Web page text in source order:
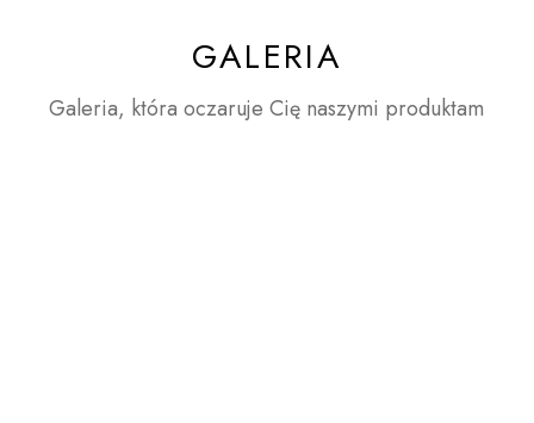
GALERIA
Galeria, która oczaruje Cię naszymi produktam